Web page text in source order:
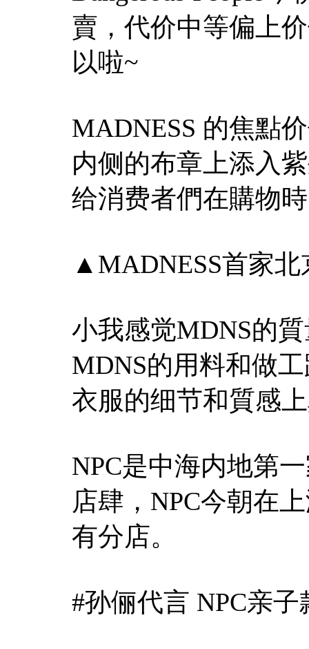
賣，代价中等偏上
以啦~
MADNESS 的焦點
内侧的布章上添入
给消费者們在購物
▲MADNESS首家北
小我感觉MDNS的
MDNS的用料和做
衣服的细节和質感
NPC是中海内地第
店肆，NPC今朝在
有分店。
#孙俪代言 NPC亲